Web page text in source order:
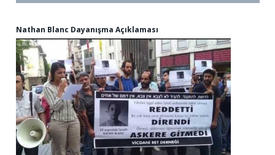
Nathan Blanc Dayanışma Açıklaması